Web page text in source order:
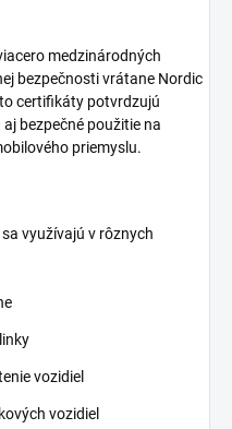
medzinárodných
bezpečnosti vrátane Nordic
certifikáty potvrdzujú
bezpečné použitie na
priemyslu.
sa využívajú v rôznych
vozidiel
vozidiel